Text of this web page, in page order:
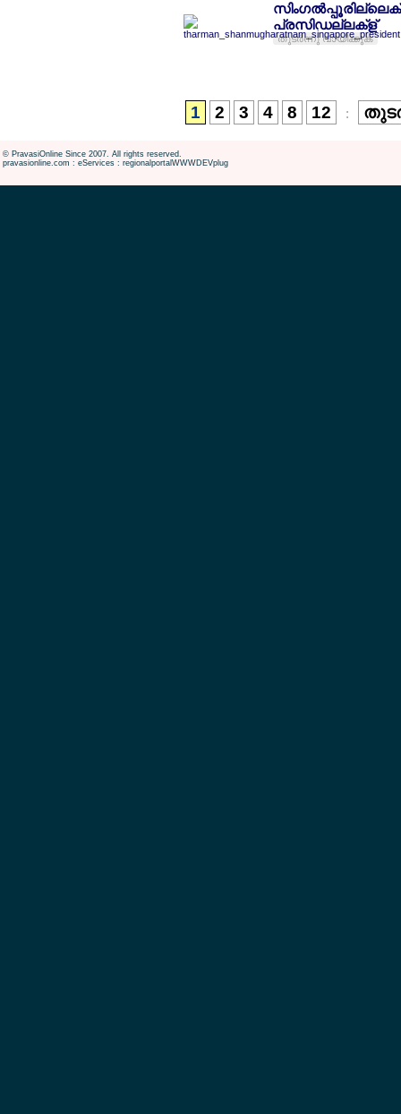
പ്രസിഡല്ലക്ള്
തുടര്‍ന്നു വായിക്കുക
1 2 3 4 8 12 :
© PravasiOnline Since 2007. All rights reserved.
pravasionline.com : eServices : regionalportalWWWDEVplug